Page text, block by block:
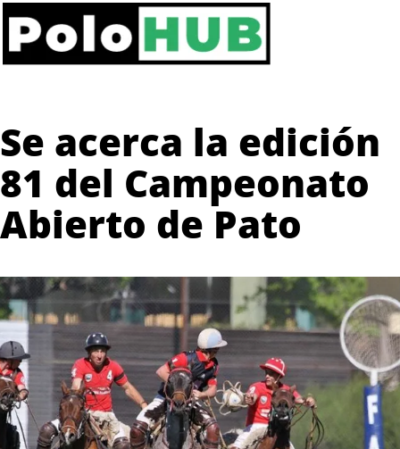
Se acerca la edición
81 del Campeonato
Abierto de Pato